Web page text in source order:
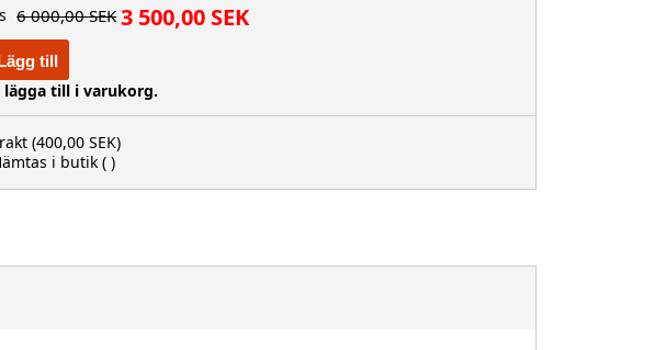
6 000,00 SEK 3 500,00 SEK
till
till i varukorg.
(400,00 SEK)
i butik ( )